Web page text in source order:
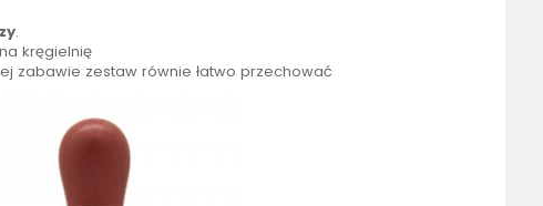
.
kręgielnię
zabawie zestaw równie łatwo przechować